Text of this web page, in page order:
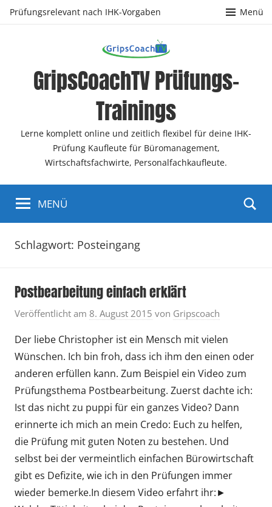
ZumPrüfungsrelevant nach IHK-Vorgaben Menü
GripsCoachTV Prüfungs-
Trainings
Lerne komplett online und zeitlich flexibel für deine IHK-
Prüfung Kaufleute für Büromanagement,
Wirtschaftsfachwirte, Personalfachkaufleute.
MENÜ
Schlagwort: Posteingang
Postbearbeitung einfach erklärt
Veröffentlicht am 8. August 2015 von Gripscoach
Der liebe Christopher ist ein Mensch mit vielen
Wünschen. Ich bin froh, dass ich ihm den einen oder
anderen erfüllen kann. Zum Beispiel ein Video zum
Prüfungsthema Postbearbeitung. Zuerst dachte ich:
Ist das nicht zu puppi für ein ganzes Video? Dann
erinnerte ich mich an mein Credo: Euch zu helfen,
die Prüfung mit guten Noten zu bestehen. Und
selbst bei der vermeintlich einfachen Bürowirtschaft
gibt es Defizite, wie ich in den Prüfungen immer
wieder bemerke.In diesem Video erfahrt ihr:►